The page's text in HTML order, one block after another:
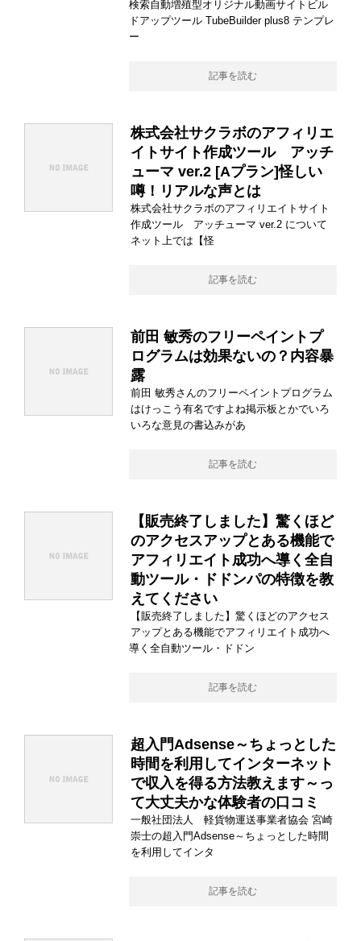
検索自動増殖型オリジナル動画サイトビル
ドアップツール TubeBuilder plus8 テンプレ
ー
記事を読む
株式会社サクラボのアフィリエ
イトサイト作成ツール アッチ
ューマ ver.2 [Aプラン]怪しい
噂！リアルな声とは
株式会社サクラボのアフィリエイトサイト
作成ツール アッチューマ ver.2 について
ネット上では【怪
記事を読む
前田 敏秀のフリーペイントプ
ログラムは効果ないの？内容暴
露
前田 敏秀さんのフリーペイントプログラム
はけっこう有名ですよね掲示板とかでいろ
いろな意見の書込みがあ
記事を読む
【販売終了しました】驚くほど
のアクセスアップとある機能で
アフィリエイト成功へ導く全自
動ツール・ドドンパの特徴を教
えてください
【販売終了しました】驚くほどのアクセス
アップとある機能でアフィリエイト成功へ
導く全自動ツール・ドドン
記事を読む
超入門Adsense～ちょっとした
時間を利用してインターネット
で収入を得る方法教えます～っ
て大丈夫かな体験者の口コミ
一般社団法人 軽貨物運送事業者協会 宮崎
崇士の超入門Adsense～ちょっとした時間
を利用してインタ
記事を読む